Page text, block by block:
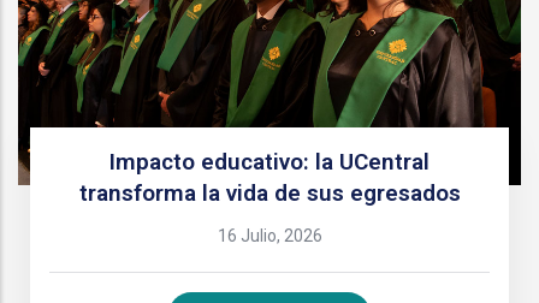
Impacto educativo: la UCentral
transforma la vida de sus egresados
16 Julio, 2026